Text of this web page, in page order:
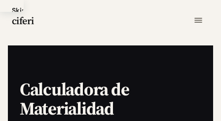
Skip
to
ciferi
Calculadora de
Materialidad